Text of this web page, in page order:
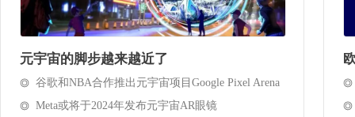
元宇宙的脚步越来越近了
谷歌和NBA合作推出元宇宙项目Google Pixel Arena
Meta或将于2024年发布元宇宙AR眼镜